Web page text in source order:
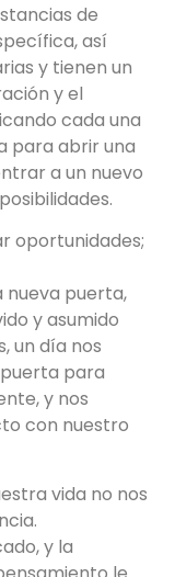
de
así
y tienen un
y el
cada una
para abrir una
a un nuevo
oportunidades;
nueva puerta,
y asumido
un día nos
para
y nos
con nuestro
vida no nos
y la